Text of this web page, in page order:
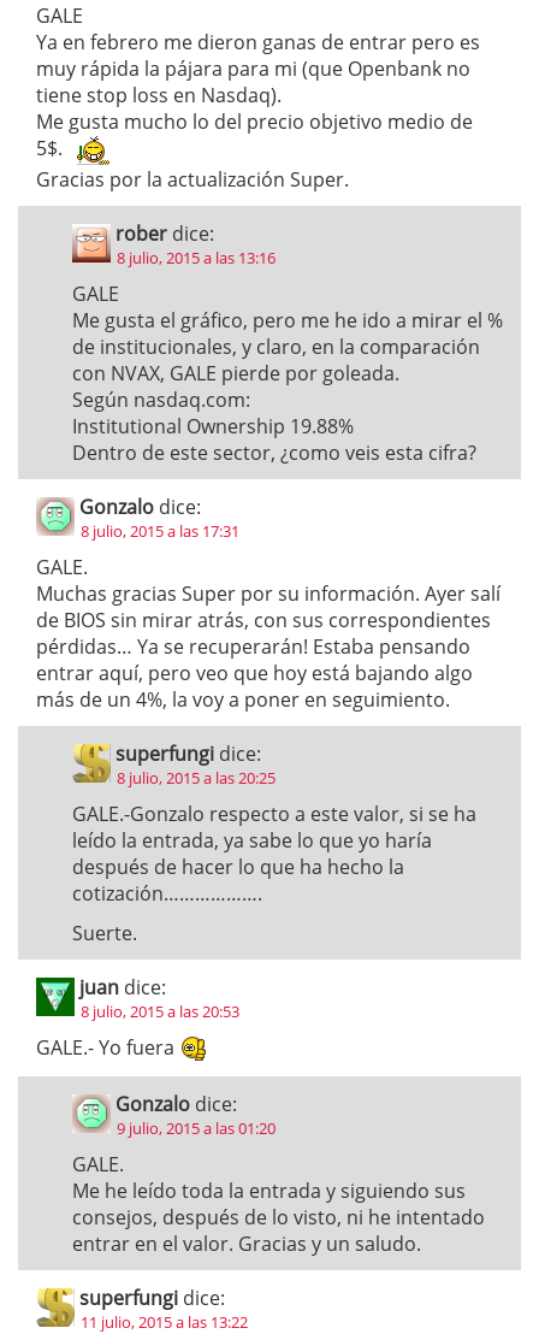
GALE
Ya en febrero me dieron ganas de entrar pero es
muy rápida la pájara para mi (que Openbank no
tiene stop loss en Nasdaq).
Me gusta mucho lo del precio objetivo medio de
5$.
Gracias por la actualización Super.
rober dice:
8 julio, 2015 a las 13:16
GALE
Me gusta el gráfico, pero me he ido a mirar el %
de institucionales, y claro, en la comparación
con NVAX, GALE pierde por goleada.
Según nasdaq.com:
Institutional Ownership 19.88%
Dentro de este sector, ¿como veis esta cifra?
Gonzalo dice:
8 julio, 2015 a las 17:31
GALE.
Muchas gracias Super por su información. Ayer salí
de BIOS sin mirar atrás, con sus correspondientes
pérdidas… Ya se recuperarán! Estaba pensando
entrar aquí, pero veo que hoy está bajando algo
más de un 4%, la voy a poner en seguimiento.
superfungi dice:
8 julio, 2015 a las 20:25
GALE.-Gonzalo respecto a este valor, si se ha
leído la entrada, ya sabe lo que yo haría
después de hacer lo que ha hecho la
cotización……………….
Suerte.
juan dice:
8 julio, 2015 a las 20:53
GALE.- Yo fuera
Gonzalo dice:
9 julio, 2015 a las 01:20
GALE.
Me he leído toda la entrada y siguiendo sus
consejos, después de lo visto, ni he intentado
entrar en el valor. Gracias y un saludo.
superfungi dice:
11 julio, 2015 a las 13:22